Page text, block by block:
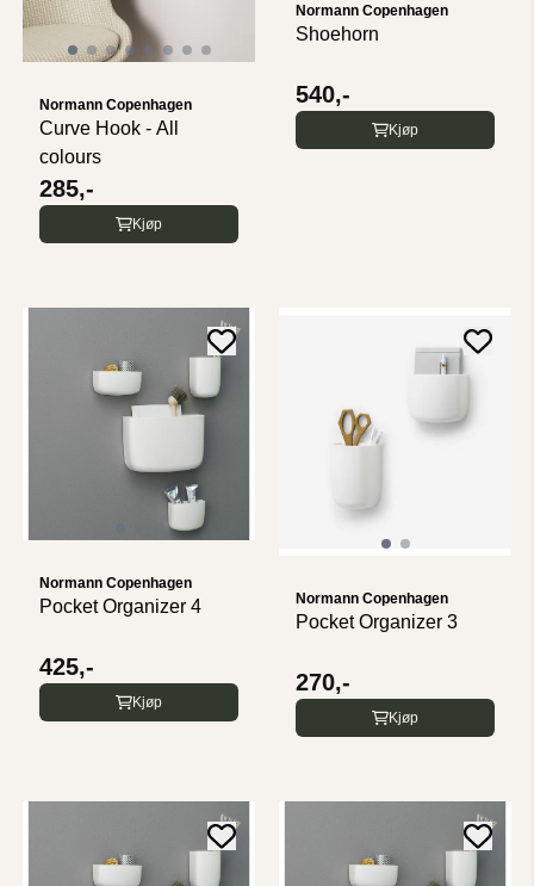
Normann Copenhagen
Curve Hook - All
colours
285,-
Kjøp
Normann Copenhagen
Shoehorn
540,-
Kjøp
Normann Copenhagen
Pocket Organizer 4
425,-
Kjøp
Normann Copenhagen
Pocket Organizer 3
270,-
Kjøp